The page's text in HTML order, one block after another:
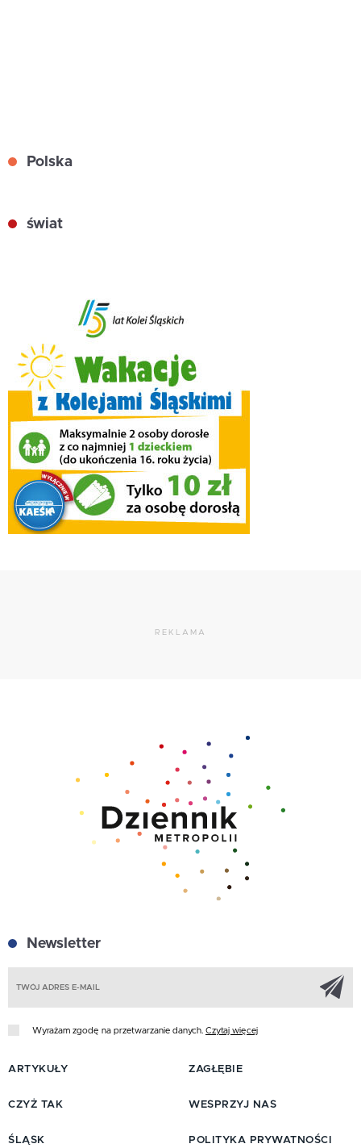
Polska
świat
REKLAMA
Newsletter
Wyrażam zgodę na przetwarzanie danych. Czytaj więcej
ARTYKUŁY
CZYŻ TAK
ŚLĄSK
ZAGŁĘBIE
WESPRZYJ NAS
POLITYKA PRYWATNOŚCI